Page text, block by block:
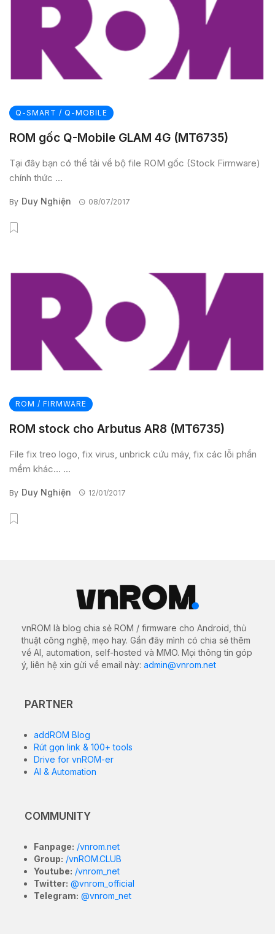
Q-SMART / Q-MOBILE
ROM gốc Q-Mobile GLAM 4G (MT6735)
Tại đây bạn có thể tải về bộ file ROM gốc (Stock Firmware)
chính thức ...
By Duy Nghiện 08/07/2017
ROM / FIRMWARE
ROM stock cho Arbutus AR8 (MT6735)
File fix treo logo, fix virus, unbrick cứu máy, fix các lỗi phần
mềm khác… ...
By Duy Nghiện 12/01/2017
vnROM là blog chia sẻ ROM / firmware cho Android, thủ
thuật công nghệ, mẹo hay. Gần đây mình có chia sẻ thêm
về AI, automation, self-hosted và MMO. Mọi thông tin góp
ý, liên hệ xin gửi về email này: admin@vnrom.net
PARTNER
addROM Blog
Rút gọn link & 100+ tools
Drive for vnROM-er
AI & Automation
COMMUNITY
Fanpage: /vnrom.net
Group: /vnROM.CLUB
Youtube: /vnrom_net
Twitter: @vnrom_official
Telegram: @vnrom_net